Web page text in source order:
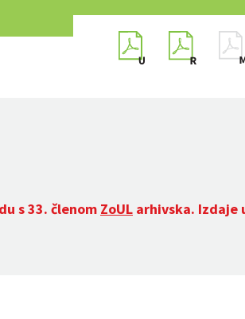
s 33. členom ZoUL arhivska. Izdaje